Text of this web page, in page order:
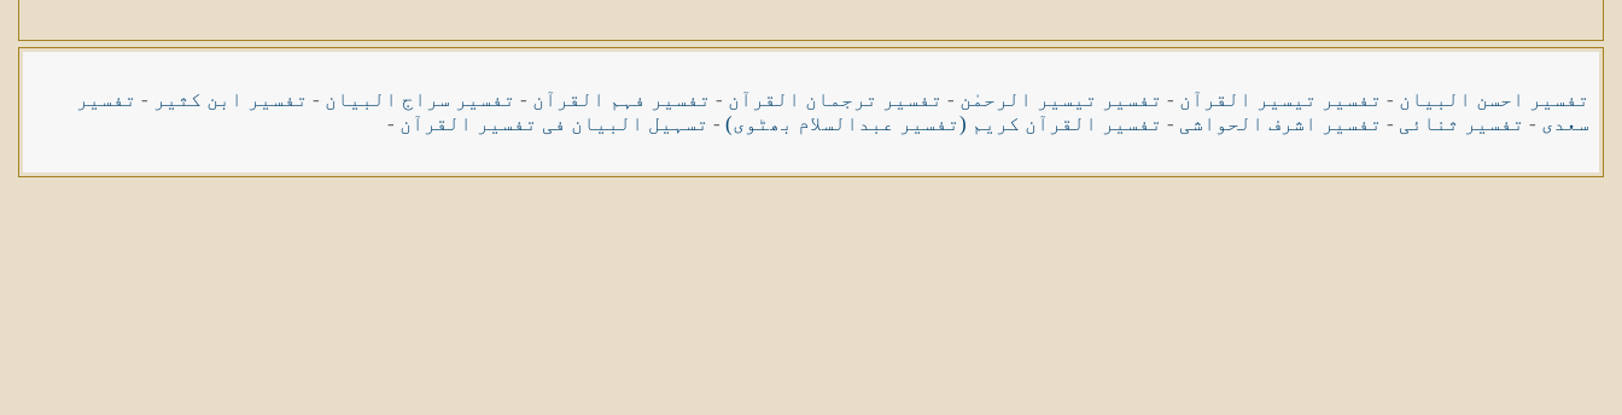
تفسیر احسن البیان - تفسیر تیسیر القرآن - تفسیر تیسیر الرحمٰن - تفسیر ترجمان القرآن - تفسیر فہم القرآن - تفسیر سراج البیان - تفسیر ابن کثیر - تفسیر
سعدی - تفسیر ثنائی - تفسیر اشرف الحواشی - تفسیر القرآن کریم (تفسیر عبدالسلام بھٹوی) - تسہیل البیان فی تفسیر القرآن -